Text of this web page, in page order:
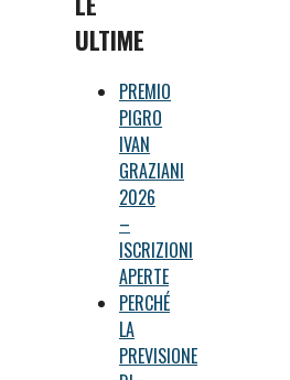
ULTIME
PREMIO
PIGRO
IVAN
GRAZIANI
2026
–
ISCRIZIONI
APERTE
PERCHÉ
LA
PREVISIONE